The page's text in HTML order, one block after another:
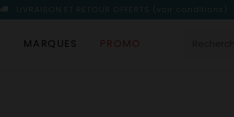
LIVRAISON ET RETOUR OFFERTS (voir conditions)
MARQUES PROMO